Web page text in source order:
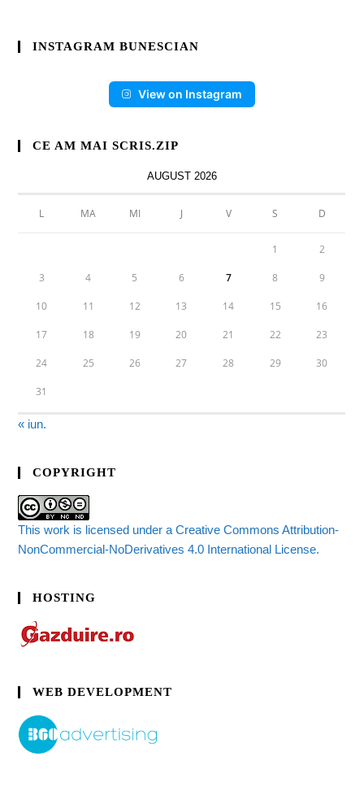
INSTAGRAM BUNESCIAN
View on Instagram
CE AM MAI SCRIS.ZIP
AUGUST 2026
L MA MI J V S D
1 2
3 4 5 6 7 8 9
10 11 12 13 14 15 16
17 18 19 20 21 22 23
24 25 26 27 28 29 30
31
« iun.
COPYRIGHT
This work is licensed under a Creative Commons Attribution-
NonCommercial-NoDerivatives 4.0 International License.
HOSTING
WEB DEVELOPMENT